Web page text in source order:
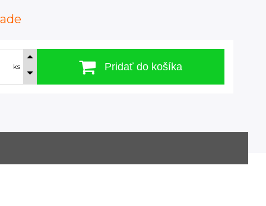
ks Pridať do košíka